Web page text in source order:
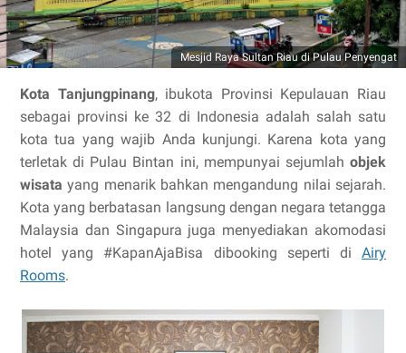
Mesjid Raya Sultan Riau di Pulau Penyengat
Kota Tanjungpinang, ibukota Provinsi Kepulauan Riau
sebagai provinsi ke 32 di Indonesia adalah salah satu
kota tua yang wajib Anda kunjungi. Karena kota yang
terletak di Pulau Bintan ini, mempunyai sejumlah objek
wisata yang menarik bahkan mengandung nilai sejarah.
Kota yang berbatasan langsung dengan negara tetangga
Malaysia dan Singapura juga menyediakan akomodasi
hotel yang #KapanAjaBisa dibooking seperti di Airy
Rooms.